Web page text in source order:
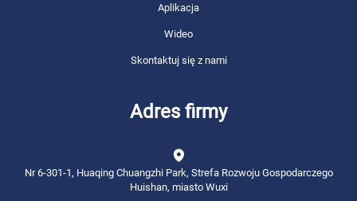
Aplikacja
Wideo
Skontaktuj się z nami
Adres firmy
Nr 6-301-1, Huaqing Chuangzhi Park, Strefa Rozwoju Gospodarczego
Huishan, miasto Wuxi